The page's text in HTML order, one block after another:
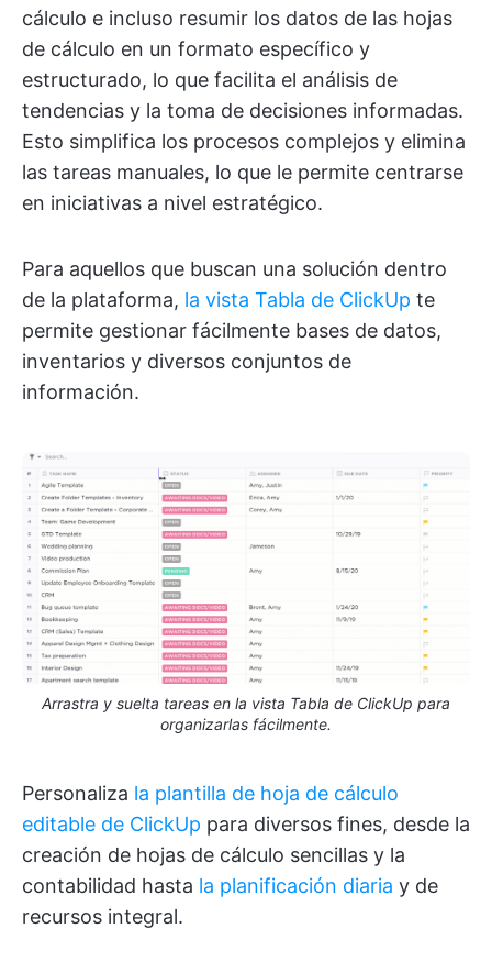
cálculo e incluso resumir los datos de las hojas
de cálculo en un formato específico y
estructurado, lo que facilita el análisis de
tendencias y la toma de decisiones informadas.
Esto simplifica los procesos complejos y elimina
las tareas manuales, lo que le permite centrarse
en iniciativas a nivel estratégico.
Para aquellos que buscan una solución dentro
de la plataforma, la vista Tabla de ClickUp te
permite gestionar fácilmente bases de datos,
inventarios y diversos conjuntos de
información.
Arrastra y suelta tareas en la vista Tabla de ClickUp para
organizarlas fácilmente.
Personaliza la plantilla de hoja de cálculo
editable de ClickUp para diversos fines, desde la
creación de hojas de cálculo sencillas y la
contabilidad hasta la planificación diaria y de
recursos integral.